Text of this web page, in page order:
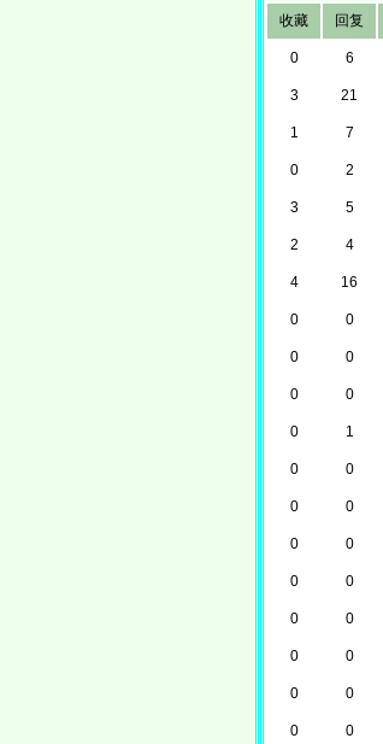
收藏 回复
0 6
3 21
1 7
0 2
3 5
2 4
4 16
0 0
0 0
0 0
0 1
0 0
0 0
0 0
0 0
0 0
0 0
0 0
0 0